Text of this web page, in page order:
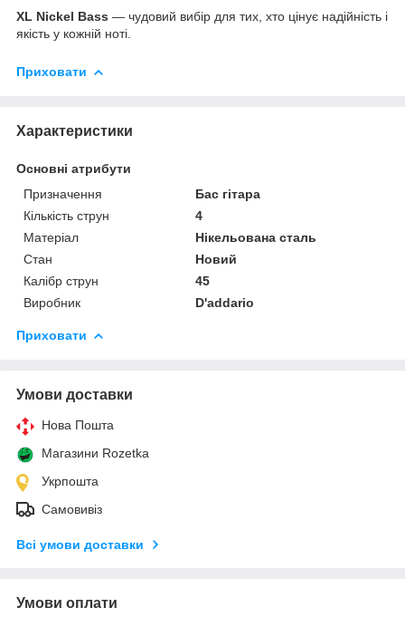
XL Nickel Bass — чудовий вибір для тих, хто цінує надійність і
якість у кожній ноті.
Приховати
Характеристики
Основні атрибути
Призначення
Бас гітара
Кількість струн
4
Матеріал
Нікельована сталь
Стан
Новий
Калібр струн
45
Виробник
D'addario
Приховати
Умови доставки
Нова Пошта
Магазини Rozetka
Укрпошта
Самовивіз
Всі умови доставки
Умови оплати